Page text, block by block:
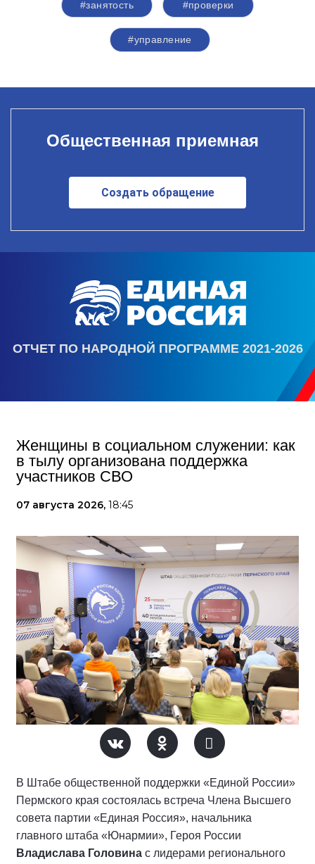
#занятость #проверки
#управление
Общественная приемная
Создать обращение
ОТЧЕТ ПО НАРОДНОЙ ПРОГРАММЕ 2021-2026
Женщины в социальном служении: как
в тылу организована поддержка
участников СВО
07 августа 2026, 18:45
В Штабе общественной поддержки «Единой России»
Пермского края состоялась встреча Члена Высшего
совета партии «Единая Россия», начальника
главного штаба «Юнармии», Героя России
Владислава Головина с лидерами регионального